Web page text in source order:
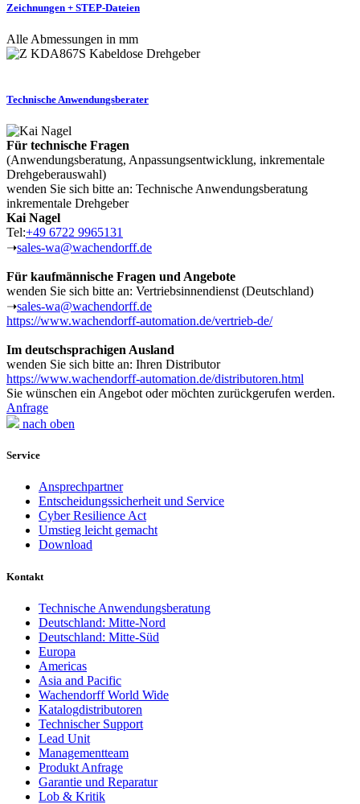
Zeichnungen + STEP-Dateien
Alle Abmessungen in mm
Technische Anwendungsberater
Für technische Fragen
(Anwendungsberatung, Anpassungsentwicklung, inkrementale
Drehgeberauswahl)
wenden Sie sich bitte an: Technische Anwendungsberatung
inkrementale Drehgeber
Kai Nagel
Tel:+49 6722 9965131
➝sales-wa@wachendorff.de
Für kaufmännische Fragen und Angebote
wenden Sie sich bitte an: Vertriebsinnendienst (Deutschland)
➝sales-wa@wachendorff.de
https://www.wachendorff-automation.de/vertrieb-de/
Im deutschsprachigen Ausland
wenden Sie sich bitte an: Ihren Distributor
https://www.wachendorff-automation.de/distributoren.html
Sie wünschen ein Angebot oder möchten zurückgerufen werden.
Anfrage
nach oben
Service
Ansprechpartner
Entscheidungssicherheit und Service
Cyber Resilience Act
Umstieg leicht gemacht
Download
Kontakt
Technische Anwendungsberatung
Deutschland: Mitte-Nord
Deutschland: Mitte-Süd
Europa
Americas
Asia and Pacific
Wachendorff World Wide
Katalogdistributoren
Technischer Support
Lead Unit
Managementteam
Produkt Anfrage
Garantie und Reparatur
Lob & Kritik